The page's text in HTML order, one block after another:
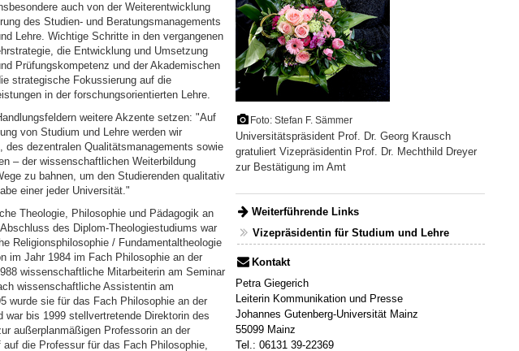
auch von der Weiterentwicklung
des Studien- und Beratungsmanagements
Lehre. Wichtige Schritte in den vergangenen
die Entwicklung und Umsetzung
Prüfungskompetenz und der Akademischen
strategische Fokussierung auf die
in der forschungsorientierten Lehre.
weitere Akzente setzen: "Auf
von Studium und Lehre werden wir
des dezentralen Qualitätsmanagements sowie
– der wissenschaftlichen Weiterbildung
zu bahnen, um den Studierenden qualitativ
einer jeder Universität."
Theologie, Philosophie und Pädagogik an
des Diplom-Theologiestudiums war
Religionsphilosophie / Fundamentaltheologie
im Jahr 1984 im Fach Philosophie an der
wissenschaftliche Mitarbeiterin am Seminar
wissenschaftliche Assistentin am
wurde sie für das Fach Philosophie an der
bis 1999 stellvertretende Direktorin des
außerplanmäßigen Professorin an der
die Professur für das Fach Philosophie,
Foto: Stefan F. Sämmer
Universitätspräsident Prof. Dr. Georg Krausch
gratuliert Vizepräsidentin Prof. Dr. Mechthild Dreyer
zur Bestätigung im Amt
Weiterführende Links
Vizepräsidentin für Studium und Lehre
Kontakt
Petra Giegerich
Leiterin Kommunikation und Presse
Johannes Gutenberg-Universität Mainz
55099 Mainz
Tel.: 06131 39-22369